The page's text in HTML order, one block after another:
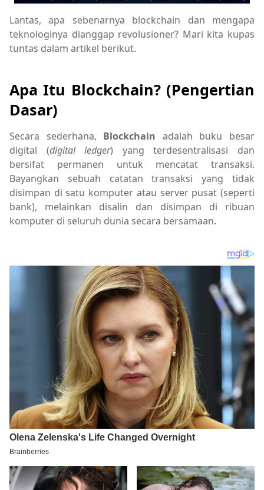
Lantas, apa sebenarnya blockchain dan mengapa
teknologinya dianggap revolusioner? Mari kita kupas
tuntas dalam artikel berikut.
Apa Itu Blockchain? (Pengertian
Dasar)
Secara sederhana, Blockchain adalah buku besar
digital (digital ledger) yang terdesentralisasi dan
bersifat permanen untuk mencatat transaksi.
Bayangkan sebuah catatan transaksi yang tidak
disimpan di satu komputer atau server pusat (seperti
bank), melainkan disalin dan disimpan di ribuan
komputer di seluruh dunia secara bersamaan.